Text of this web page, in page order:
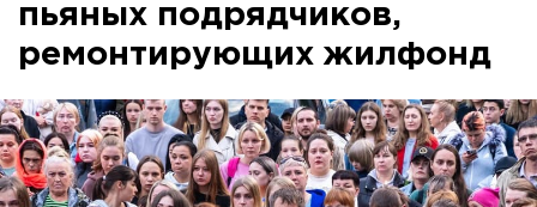
пьяных подрядчиков,
ремонтирующих жилфонд